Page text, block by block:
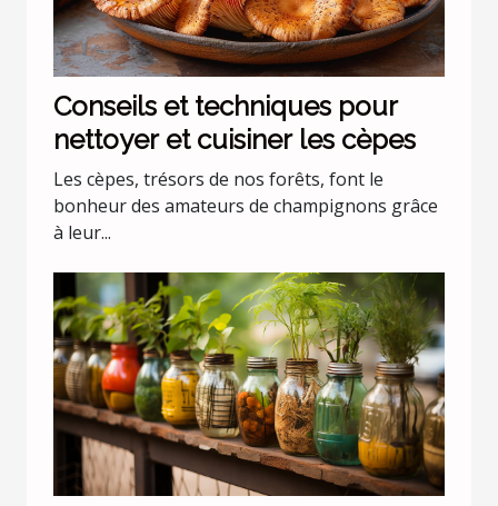
Conseils et techniques pour
nettoyer et cuisiner les cèpes
Les cèpes, trésors de nos forêts, font le
bonheur des amateurs de champignons grâce
à leur...